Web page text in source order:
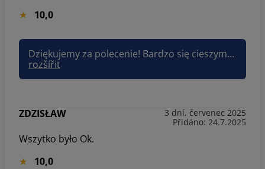
10,0
Dziękujemy za polecenie! Bardzo się cieszymy i zapraszamy ponownie.
rozšířit
ZDZISŁAW
3 dní, červenec 2025
Přidáno: 24.7.2025
Wszytko było Ok.
10,0